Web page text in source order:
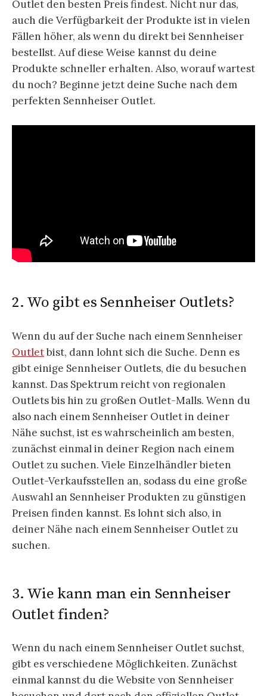
Outlet den besten Preis findest. Nicht nur das,
auch die Verfügbarkeit der Produkte ist in vielen
Fällen höher, als wenn du direkt bei Sennheiser
bestellst. Auf diese Weise kannst du deine
Produkte schneller erhalten. Also, worauf wartest
du noch? Beginne jetzt deine Suche nach dem
perfekten Sennheiser Outlet.
2. Wo gibt es Sennheiser Outlets?
Wenn du auf der Suche nach einem Sennheiser
Outletbist, dann lohnt sich die Suche. Denn es
gibt einige Sennheiser Outlets, die du besuchen
kannst. Das Spektrum reicht von regionalen
Outlets bis hin zu großen Outlet-Malls. Wenn du
also nach einem Sennheiser Outlet in deiner
Nähe suchst, ist es wahrscheinlich am besten,
zunächst einmal in deiner Region nach einem
Outlet zu suchen. Viele Einzelhändler bieten
Outlet-Verkaufsstellen an, sodass du eine große
Auswahl an Sennheiser Produkten zu günstigen
Preisen finden kannst. Es lohnt sich also, in
deiner Nähe nach einem Sennheiser Outlet zu
suchen.
3. Wie kann man ein Sennheiser
Outlet finden?
Wenn du nach einem Sennheiser Outlet suchst,
gibt es verschiedene Möglichkeiten. Zunächst
einmal kannst du die Website von Sennheiser